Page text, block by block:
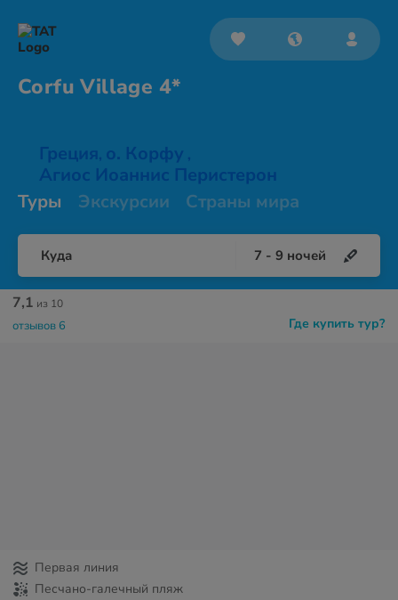
CorfuVillage 4*
Греция, о. Корфу ,
Агиос Иоаннис Перистерон
Туры
Экскурсии Страны мира
Куда 7 - 9 ночей
Где купить тур?
7,1 из 10
отзывов 6
Первая линия
Песчано-галечный пляж